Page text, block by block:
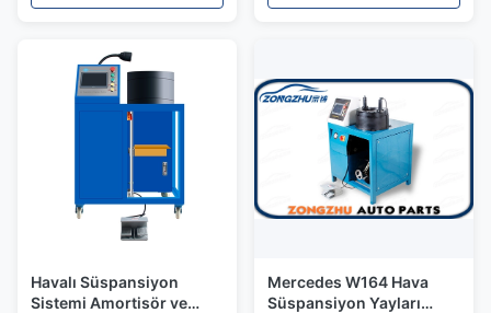
Havalı Süspansiyon
Sistemi Amortisör ve
Mercedes W164 Hava
Süspansiyon Yayları